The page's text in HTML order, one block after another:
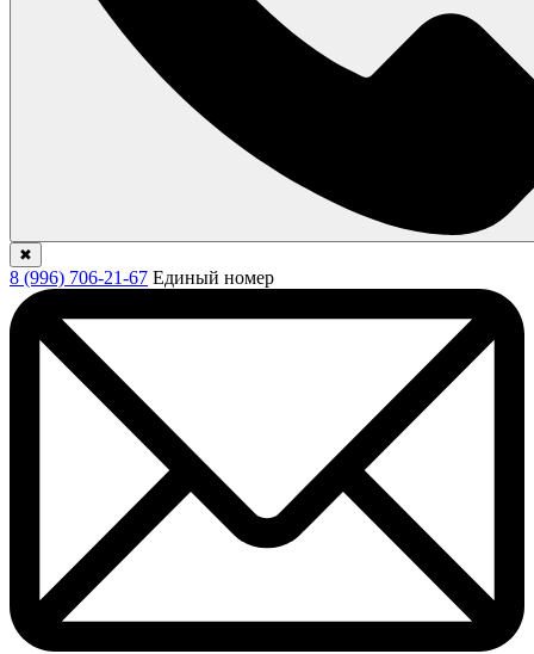
✖
8 (996) 706-21-67 Единый номер